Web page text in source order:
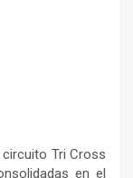
Tri Cross
en el